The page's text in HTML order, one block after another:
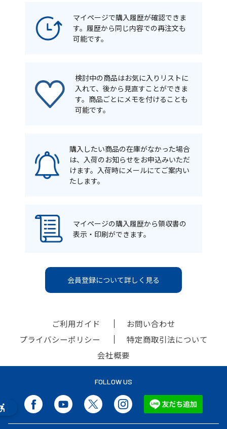
マイページで購入履歴が確認できま
す。履歴から同じ内容での再注文も
可能です。
検討中の商品はお気に入りリストに
入れて、後から見直すことができま
す。商品ごとにメモを付けることも
可能です。
購入したい商品の在庫がなかった場合
は、入荷のお知らせをお申込みいただ
けます。入荷時にメールにてご案内い
たします。
マイページの購入履歴から領収書の
表示・印刷ができます。
会員登録について詳しく見る
ご利用ガイド
お問い合わせ
プライバシーポリシー
特定商取引法について
会社概要
FOLLOW US